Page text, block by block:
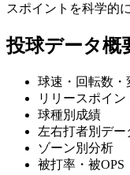
スポイントを科学的
投球データ概
球速・回転数・
リリースポイン
球種別成績
左右打者別デー
ゾーン別分析
被打率・被OPS